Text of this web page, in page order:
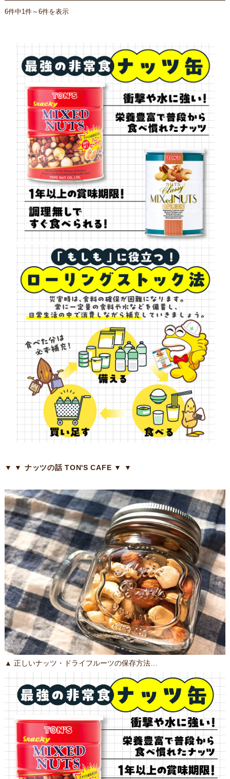
6件中1件～6件を表示
▼ ▼ ナッツの話 TON'S CAFE ▼ ▼
▲ 正しいナッツ・ドライフルーツの保存方法…